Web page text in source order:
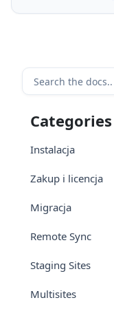
Categories
Instalacja
Zakup i licencja
Migracja
Remote Sync
Staging Sites
Multisites